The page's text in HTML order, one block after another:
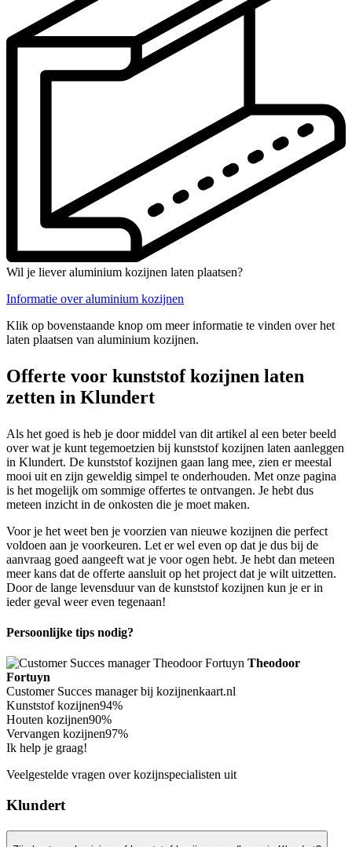
Wil je liever aluminium kozijnen laten plaatsen?
Informatie over aluminium kozijnen
Klik op bovenstaande knop om meer informatie te vinden over het
laten plaatsen van aluminium kozijnen.
Offerte voor kunststof kozijnen laten
zetten in Klundert
Als het goed is heb je door middel van dit artikel al een beter beeld
over wat je kunt tegemoetzien bij kunststof kozijnen laten aanleggen
in Klundert. De kunststof kozijnen gaan lang mee, zien er meestal
mooi uit en zijn geweldig simpel te onderhouden. Met onze pagina
is het mogelijk om sommige offertes te ontvangen. Je hebt dus
meteen inzicht in de onkosten die je moet maken.
Voor je het weet ben je voorzien van nieuwe kozijnen die perfect
voldoen aan je voorkeuren. Let er wel even op dat je dus bij de
aanvraag goed aangeeft wat je voor ogen hebt. Je hebt dan meteen
meer kans dat de offerte aansluit op het project dat je wilt uitzetten.
Door de lange levensduur van de kunststof kozijnen kun je er in
ieder geval weer even tegenaan!
Persoonlijke tips nodig?
Theodoor
Fortuyn
Customer Succes manager bij kozijnenkaart.nl
Kunststof kozijnen94%
Houten kozijnen90%
Vervangen kozijnen97%
Ik help je graag!
Veelgestelde vragen over kozijnspecialisten uit
Klundert